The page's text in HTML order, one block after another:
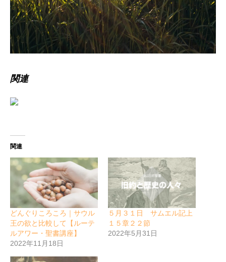
関連
関連
どんぐりころころ｜サウル
王の欲と比較して【ルーテ
ルアワー・聖書講座】
2022年11月18日
５月３１日 サムエル記上
１５章２２節
2022年5月31日